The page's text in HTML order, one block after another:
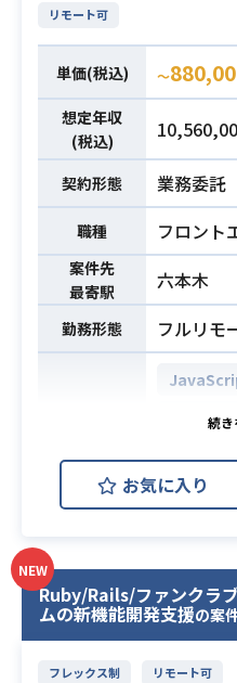
開発やチ
きる基礎
・3〜8名
験
Figma
業務内容
幼児保育
している
旧システ
へリプレ
す。
AI支援を
新規開発
し、
プロダク
【仕事内
下記の
・AI支
テスト、
思決定の
リモート可
単価(税込) 〜
想定年収
(税込)
契約形態 業務委託
職種 フロント
案件先
最寄駅
六本木
勤務形態 フルリモ
開発環境
FuelPHP
AWS
Backlog
電子書籍
における
加、
運用・保
お気に入り
NEW
Ruby/Rails/ファンクラ
ムの新機能開発支援の案
フレックス制 リモート可